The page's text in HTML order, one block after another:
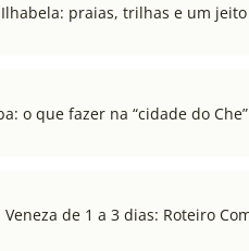
praias, trilhas e um
o que fazer na “cidade do Che”
Veneza de 1 a 3 dias: Roteiro